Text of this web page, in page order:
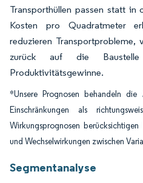
Transporthüllen passen statt in
Kosten pro Quadratmeter
reduzieren
zurück auf die
Produktivitätsgewinne.
*Unsere Prognosen behandeln
Einschränkungen als
Wirkungsprognosen berücksichtigen
und Wechselwirkungen zwischen
Segmentanalyse